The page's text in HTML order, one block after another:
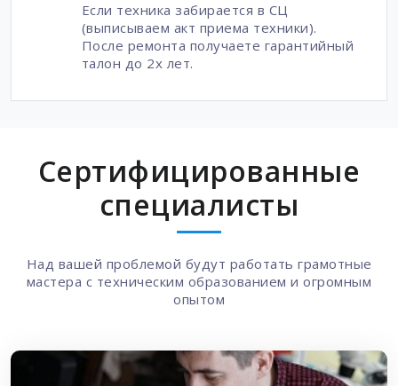
Если техника забирается в СЦ
(выписываем акт приема техники).
После ремонта получаете гарантийный
талон до 2х лет.
Сертифицированные
специалисты
Над вашей проблемой будут работать грамотные
мастера с техническим образованием и огромным
опытом